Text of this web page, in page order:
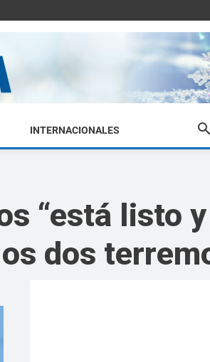
INTERNACIONALES
“está listo y
dos